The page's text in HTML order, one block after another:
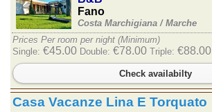
Fano
Costa Marchigiana / Marche
Prices Per room per night (Minimum)
Single: €45.00 Double: €78.00 Triple: €88.00
Check availabilty
Casa Vacanze Lina E Torquato